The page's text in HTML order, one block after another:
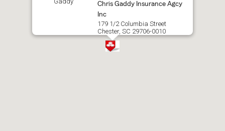
Chris Gaddy Insurance Agcy
Inc
179 1/2 Columbia Street
Chester, SC 29706-0010